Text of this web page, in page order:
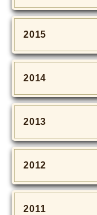
2015
2014
2013
2012
2011